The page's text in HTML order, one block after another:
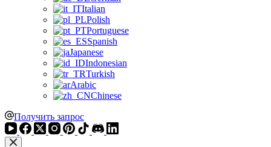
Italian
Polish
Portuguese
Spanish
Japanese
Indonesian
Turkish
Arabic
Chinese
Получить запрос